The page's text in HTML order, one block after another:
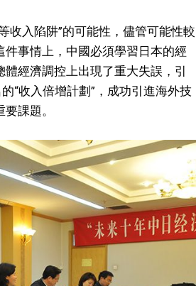
收入陷阱”的可能性，儘管可能性較
事情上，中國必須學習日本的經
經濟調控上出現了重大失誤，引
“收入倍增計劃”，成功引進海外技
課題。